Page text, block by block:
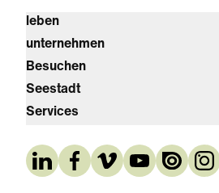
leben
unternehmen
Besuchen
Seestadt
Services